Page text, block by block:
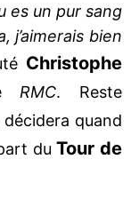
es un pur sang
j’aimerais bien
Christophe
RMC. Reste
décidera quand
duTour de